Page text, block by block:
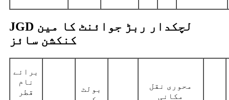
JGD لچکدار ربڑ جوائنٹ کا مین
کنکشن سائز
برائے
نام
قطر
بولٹ
محوری نقل
مکانی